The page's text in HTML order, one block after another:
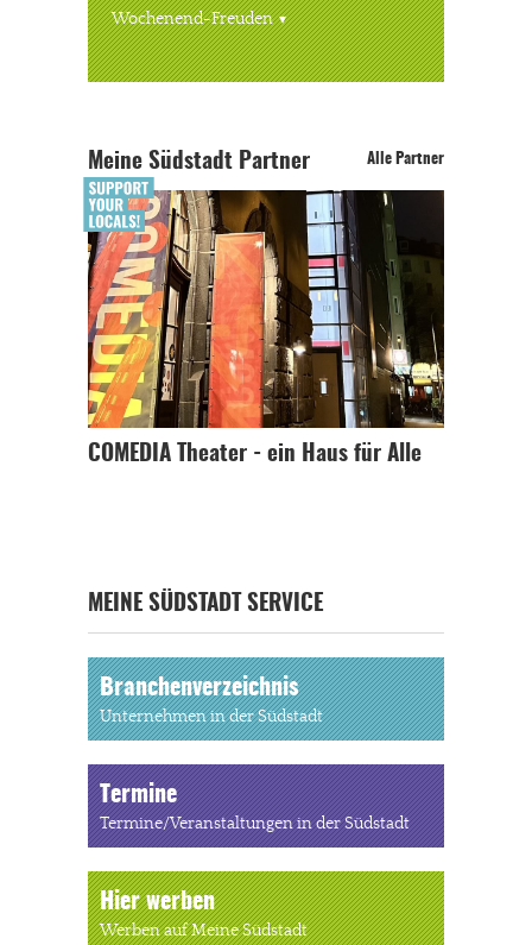
Wochenend-Freuden
Meine Südstadt Partner Alle Partner
COMEDIA Theater - ein Haus für Alle
MEINE SÜDSTADT SERVICE
Branchenverzeichnis
Unternehmen in der Südstadt
Termine
Termine/Veranstaltungen in der Südstadt
Hier werben
Werben auf Meine Südstadt